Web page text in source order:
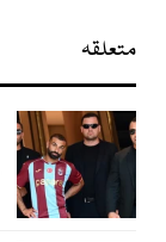
متعلقہ